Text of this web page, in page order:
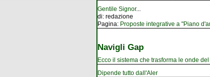
Gentile Signor...
di: redazione
Pagina: Proposte integrative a "Piano
Navigli Gap
Ecco il sistema che trasforma le onde
Dipende tutto dall'Aler